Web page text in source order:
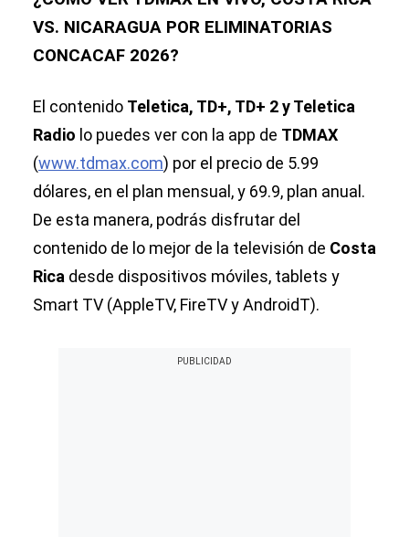
VS. NICARAGUA POR ELIMINATORIAS
CONCACAF 2026?
El contenido Teletica, TD+, TD+ 2 y Teletica
Radio lo puedes ver con la app de TDMAX
(www.tdmax.com) por el precio de 5.99
dólares, en el plan mensual, y 69.9, plan anual.
De esta manera, podrás disfrutar del
contenido de lo mejor de la televisión de Costa
Rica desde dispositivos móviles, tablets y
Smart TV (AppleTV, FireTV y AndroidT).